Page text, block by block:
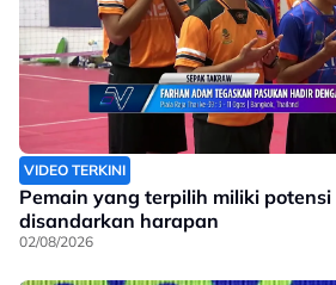
VIDEO TERKINI
Pemain yang terpilih miliki
disandarkan harapan
02/08/2026